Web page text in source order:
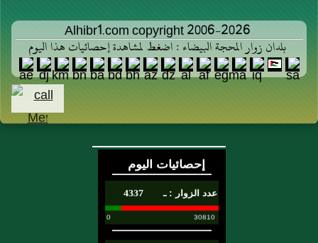
Alhibr1.com copyright 2006-2026
بلدان زوار المحجة البيضاء : اضغط لمشاهدة إحصائيات هذا اليوم